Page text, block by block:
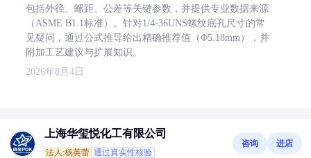
包括外径、螺距、公差等关键参数，并提供专业数据来源
（ASME B1.1标准）。针对1/4-36UNS螺纹底孔尺寸的常
见疑问，通过公式推导给出精确推荐值（Φ5.18mm），并
附加工艺建议与扩展知识。
2026年8月4日
上海华玺悦化工有限公司
法人:杨英蕾 通过真实性核验
咨询 进店